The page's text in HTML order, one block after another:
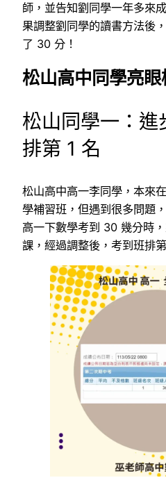
師，並告知劉同學一年多來
果調整劉同學的讀書方法後
了 30 分！
松山高中同學亮眼
松山同學一：
排第 1 名
松山高中高一李同學，本來
學補習班，但遇到很多問題
高一下數學考到 30 幾分時
課，經過調整後，考到班排